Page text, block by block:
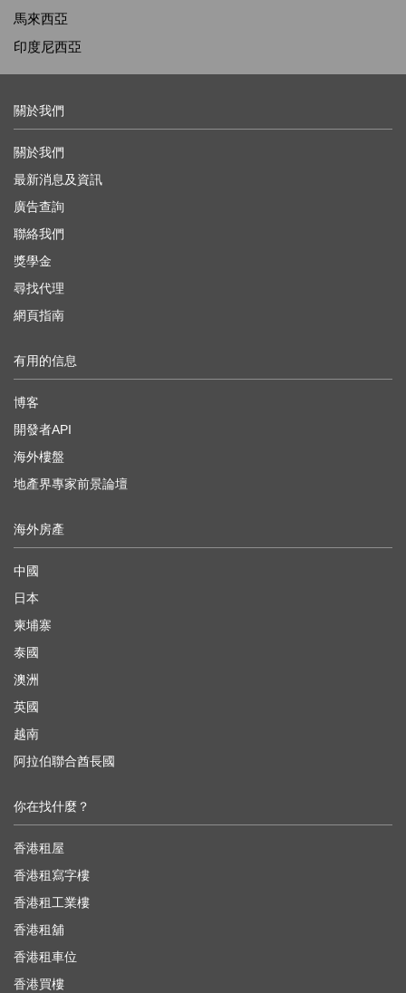
馬來西亞
印度尼西亞
關於我們
關於我們
最新消息及資訊
廣告查詢
聯絡我們
獎學金
尋找代理
網頁指南
有用的信息
博客
開發者API
海外樓盤
地產界專家前景論壇
海外房產
中國
日本
柬埔寨
泰國
澳洲
英國
越南
阿拉伯聯合酋長國
你在找什麼？
香港租屋
香港租寫字樓
香港租工業樓
香港租舖
香港租車位
香港買樓